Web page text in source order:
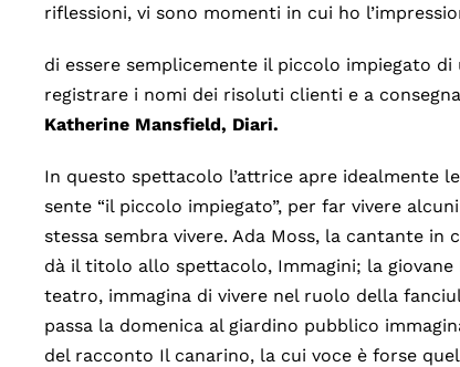
riflessioni, vi sono momenti in cui ho
di essere semplicemente il piccolo impiegato
registrare i nomi dei risoluti clienti e a
Katherine Mansfield, Diari.
In questo spettacolo l’attrice apre idealmente
sente “il piccolo impiegato”, per far vivere
stessa sembra vivere. Ada Moss, la cantante
dà il titolo allo spettacolo, Immagini; la
teatro, immagina di vivere nel ruolo della
passa la domenica al giardino pubblico
del racconto Il canarino, la cui voce è forse